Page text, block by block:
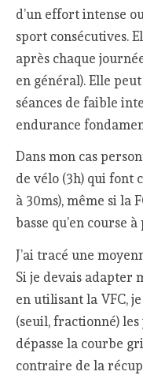
d’un effort intense
sport consécutives.
après chaque
en général). Elle
séances de faible
endurance
Dans mon cas
de vélo (3h) qui font
à 30ms), même si la
basse qu’en course
J’ai tracé une
Si je devais adapter
en utilisant la VFC,
(seuil, fractionné)
dépasse la courbe
contraire de la